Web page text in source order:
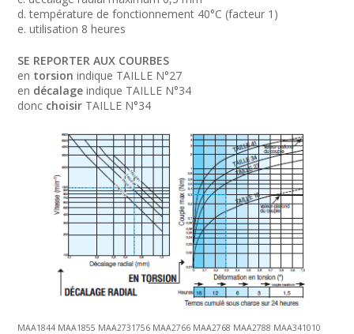
d. température de fonctionnement 40°C (facteur 1)
e. utilisation 8 heures
SE REPORTER AUX COURBES
en torsionindique TAILLE N°27
en décalageindique TAILLE N°34
donc choisir TAILLE N°34
MAA1844 MAA1855 MAA2731756 MAA2766 MAA2768 MAA2788 MAA341010